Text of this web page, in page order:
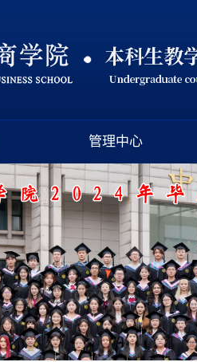
管理中心